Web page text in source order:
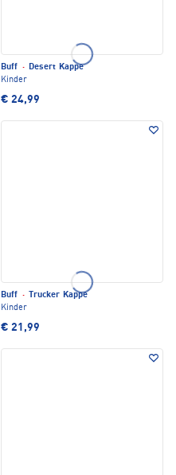
Buff · Desert Kappe
Kinder
€ 24,99
Buff ·
Trucker Kappe
Kinder
€ 21,99